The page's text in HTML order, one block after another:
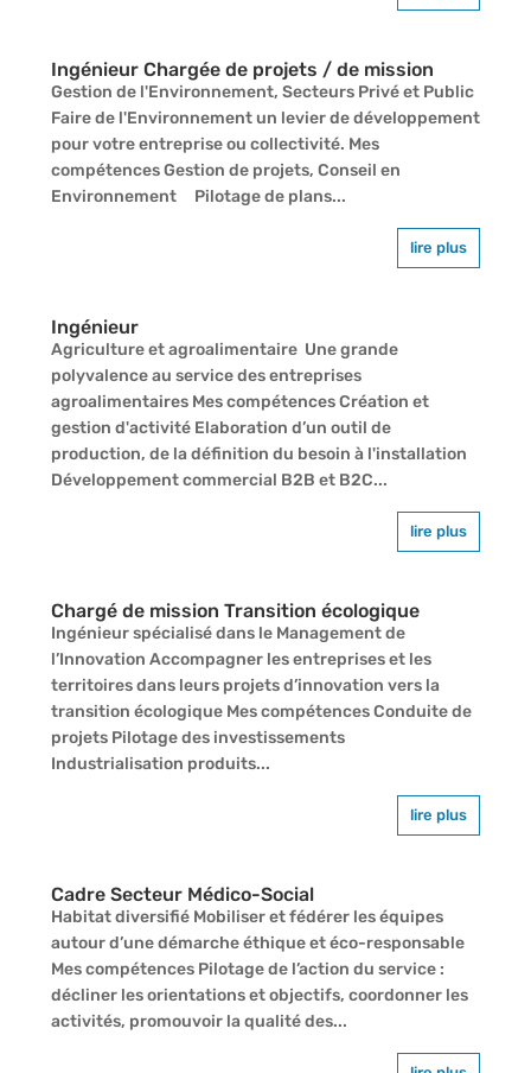
Ingénieur Chargée de projets / de mission
Gestion de l'Environnement, Secteurs Privé et Public
Faire de l'Environnement un levier de développement
pour votre entreprise ou collectivité. Mes
compétences Gestion de projets, Conseil en
Environnement Pilotage de plans...
lire plus
Ingénieur
Agriculture et agroalimentaire Une grande
polyvalence au service des entreprises
agroalimentaires Mes compétences Création et
gestion d'activité Elaboration d’un outil de
production, de la définition du besoin à l'installation
Développement commercial B2B et B2C...
lire plus
Chargé de mission Transition écologique
Ingénieur spécialisé dans le Management de
l’Innovation Accompagner les entreprises et les
territoires dans leurs projets d’innovation vers la
transition écologique Mes compétences Conduite de
projets Pilotage des investissements
Industrialisation produits...
lire plus
Cadre Secteur Médico-Social
Habitat diversifié Mobiliser et fédérer les équipes
autour d’une démarche éthique et éco-responsable
Mes compétences Pilotage de l’action du service :
décliner les orientations et objectifs, coordonner les
activités, promouvoir la qualité des...